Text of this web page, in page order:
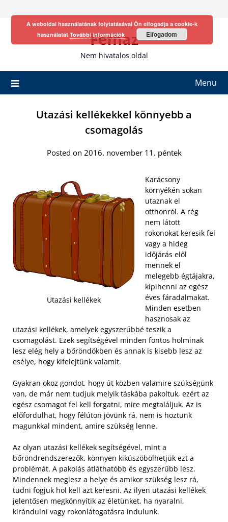
Fefhaz
Nem hivatalos oldal
Menu
Utazási kellékekkel könnyebb a
csomagolás
Posted on 2016. november 11. péntek
Utazási kellékek
Karácsony
környékén sokan
utaznak el
otthonról. A rég
nem látott
rokonokat keresik fel
vagy a hideg
időjárás elől
mennek el
melegebb égtájakra,
kipihenni az egész
éves fáradalmakat.
Minden esetben
hasznosak az
utazási kellékek, amelyek egyszerűbbé teszik a
csomagolást. Ezek segítségével minden fontos holminak
lesz elég hely a bőröndökben és annak is kisebb lesz az
esélye, hogy kifelejtünk valamit.
Gyakran okoz gondot, hogy út közben valamire szükségünk
van, de már nem tudjuk melyik táskába pakoltuk, ezért az
egész csomagot fel kell forgatni, mire megtaláljuk. Az is
előfordulhat, hogy félúton jövünk rá, nem is hoztunk
magunkkal mindent, amire szükség lenne.
Az olyan utazási kellékek segítségével, mint a
bőröndrendszerezők, könnyen kiküszöbölhetjük ezt a
problémát. A pakolás átláthatóbb és egyszerűbb lesz.
Mindennek meglesz a helye és amikor szükség lesz rá,
tudni fogjuk hol kell azt keresni. Az ilyen utazási kellékek
jelentősen megkönnyítik az életünket, ha nyaralni,
kirándulni vagy rokonlátogatásra indulunk.
A weboldal használatának folytatásával Ön elfogadja a cookie-k
használatát További információk Elfogadom